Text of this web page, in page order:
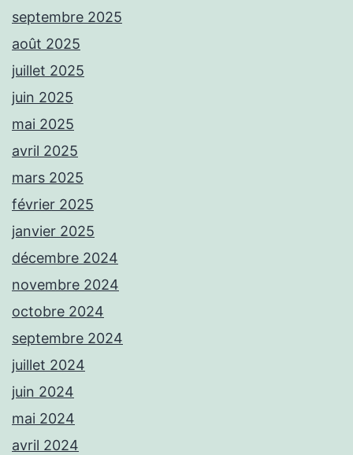
septembre 2025
août 2025
juillet 2025
juin 2025
mai 2025
avril 2025
mars 2025
février 2025
janvier 2025
décembre 2024
novembre 2024
octobre 2024
septembre 2024
juillet 2024
juin 2024
mai 2024
avril 2024